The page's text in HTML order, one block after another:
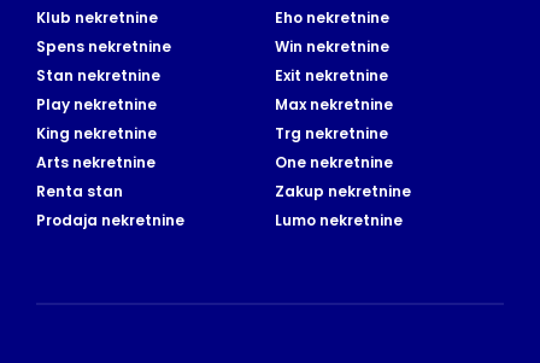
Klub nekretnine
Eho nekretnine
Spens nekretnine
Win nekretnine
Stan nekretnine
Exit nekretnine
Play nekretnine
Max nekretnine
King nekretnine
Trg nekretnine
Arts nekretnine
One nekretnine
Renta stan
Zakup nekretnine
Prodaja nekretnine
Lumo nekretnine